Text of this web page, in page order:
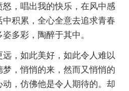
，唱出我的快乐，在风中感
积累，全心全意去追求青春
多彩，陶醉于其中。
，如此美好，如此令人难以
，悄悄的来，然而又悄悄的
，仿佛他是令人期待的。却